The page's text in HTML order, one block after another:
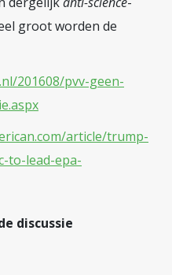
groot worden de
201608/pvv-geen-
article/trump-
to-lead-epa-
discussie